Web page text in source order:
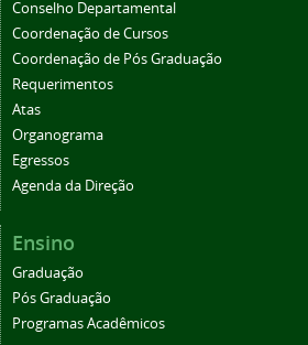
Conselho Departamental
Coordenação de Cursos
Coordenação de Pós Graduação
Requerimentos
Atas
Organograma
Egressos
Agenda da Direção
Ensino
Graduação
Pós Graduação
Programas Acadêmicos